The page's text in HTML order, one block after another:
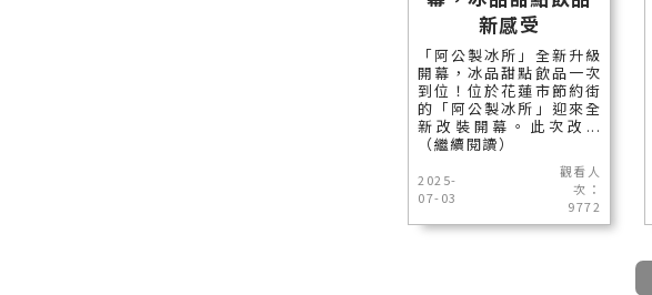
新感受
「阿公製冰所」全新升級
開幕，冰品甜點飲品一次
到位！位於花蓮市節約街
的「阿公製冰所」迎來全
新改裝開幕。此次改...
（繼續閱讀）
2025-
07-03
觀看人
次：
9772